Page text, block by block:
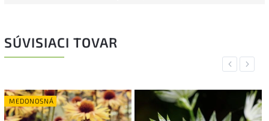
SÚVISIACI TOVAR
Previous
MEDONOSNÁ
Next